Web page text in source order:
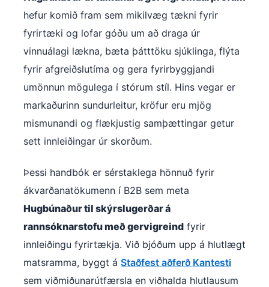
hefur komið fram sem mikilvæg tækni fyrir
fyrirtæki og lofar góðu um að draga úr
vinnuálagi lækna, bæta þátttöku sjúklinga, flýta
fyrir afgreiðslutíma og gera fyrirbyggjandi
umönnun mögulega í stórum stíl. Hins vegar er
markaðurinn sundurleitur, kröfur eru mjög
mismunandi og flækjustig samþættingar getur
sett innleiðingar úr skorðum.
Þessi handbók er sérstaklega hönnuð fyrir
ákvarðanatökumenn í B2B sem meta
Hugbúnaður til skýrslugerðar á
rannsóknarstofu með gervigreind fyrir
innleiðingu fyrirtækja. Við bjóðum upp á hlutlægt
matsramma, byggt á Staðfest aðferð Kantesti
sem viðmiðunarútfærsla en viðhalda hlutlausum